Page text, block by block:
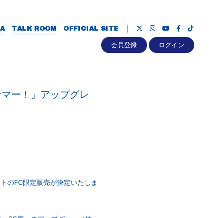
TALK ROOM OFFICIAL SITE
会員登録 ログイン
ー！」アップグレ
のFC限定販売が決定いたしま